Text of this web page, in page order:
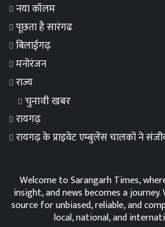
नया कॉलम
पूछता है सारंगढ
बिलाईगढ़
मनोरंजन
राज्य
चुनावी खबर
रायगढ़
रायगढ़ के प्राइवेट एम्बुलेंस चालकों ने
Welcome to Sarangarh Times,
insight, and news becomes a
source for unbiased, reliable, and
local, national, and